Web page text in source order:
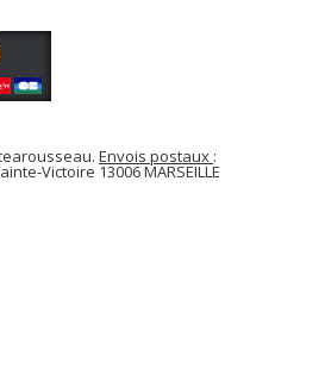
Envois postaux :
Victoire 13006 MARSEILLE